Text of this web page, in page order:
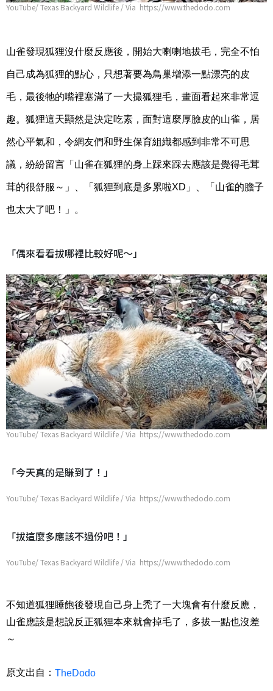
YouTube/ Texas Backyard Wildlife / Via https://www.thedodo.com
山雀發現狐狸沒什麼反應後，開始大喇喇地拔毛，完全不怕
自己成為狐狸的點心，只想著要為鳥巢增添一點漂亮的皮
毛，最後牠的嘴裡塞滿了一大撮狐狸毛，畫面看起來非常逗
趣。狐狸這天顯然是決定吃素，面對這麼厚臉皮的山雀，居
然心平氣和，令網友們和野生保育組織都感到非常不可思
議，紛紛留言「山雀在狐狸的身上踩來踩去應該是覺得毛茸
茸的很舒服～」、「狐狸到底是多累啦XD」、「山雀的膽子
也太大了吧！」。
「偶來看看拔哪裡比較好呢～」
YouTube/ Texas Backyard Wildlife / Via https://www.thedodo.com
「今天真的是賺到了！」
YouTube/ Texas Backyard Wildlife / Via https://www.thedodo.com
「拔這麼多應該不過份吧！」
YouTube/ Texas Backyard Wildlife / Via https://www.thedodo.com
不知道狐狸睡飽後發現自己身上禿了一大塊會有什麼反應，
山雀應該是想說反正狐狸本來就會掉毛了，多拔一點也沒差
～
原文出自： TheDodo